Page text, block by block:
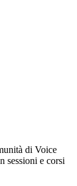
di Voice
sessioni e corsi